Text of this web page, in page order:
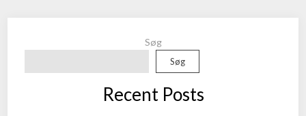
Søg
Søg
Recent Posts